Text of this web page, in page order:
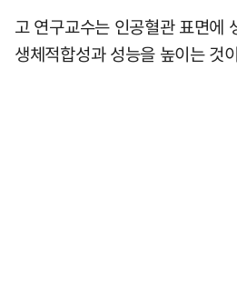
고 연구교수는 인공혈관 표면에
생체적합성과 성능을 높이는 것